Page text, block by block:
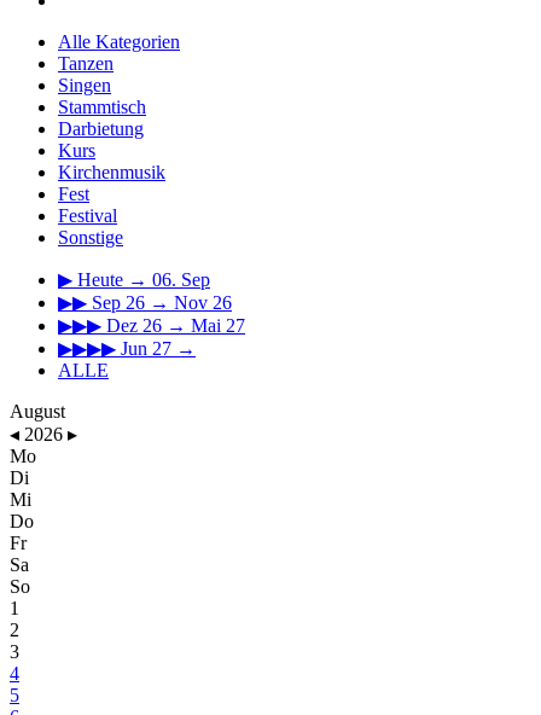
Alle Kategorien
Tanzen
Singen
Stammtisch
Darbietung
Kurs
Kirchenmusik
Fest
Festival
Sonstige
▶ Heute → 06. Sep
▶▶ Sep 26 → Nov 26
▶▶▶ Dez 26 → Mai 27
▶▶▶▶ Jun 27 →
ALLE
August
◂ 2026 ▸
Mo
Di
Mi
Do
Fr
Sa
So
1
2
3
4
5